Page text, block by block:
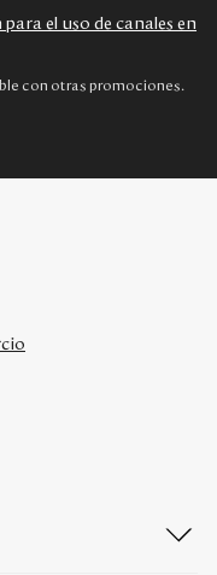
el uso de canales en
con otras promociones.